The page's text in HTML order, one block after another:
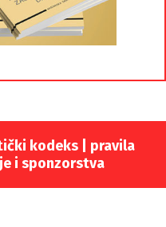
kodeks | pravila
i sponzorstva